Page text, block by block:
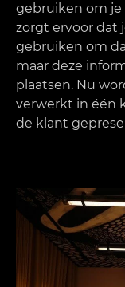
gebruiken om
zorgt ervoor dat
gebruiken om
maar deze
plaatsen. Nu
verwerkt in één
de klant